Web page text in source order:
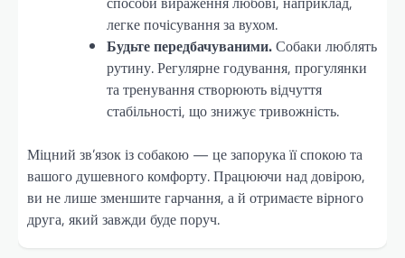
легке почісування за вухом.
Будьте передбачуваними.Собаки люблять
рутину. Регулярне годування, прогулянки
та тренування створюють відчуття
стабільності, що знижує тривожність.
Міцний зв’язок із собакою — це запорука її спокою та
вашого душевного комфорту. Працюючи над довірою,
ви не лише зменшите гарчання, а й отримаєте вірного
друга, який завжди буде поруч.